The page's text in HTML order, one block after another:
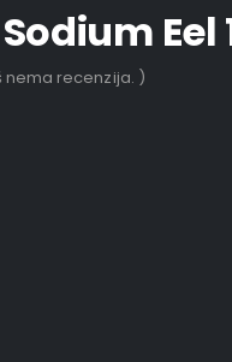
Eel
nema recenzija. )